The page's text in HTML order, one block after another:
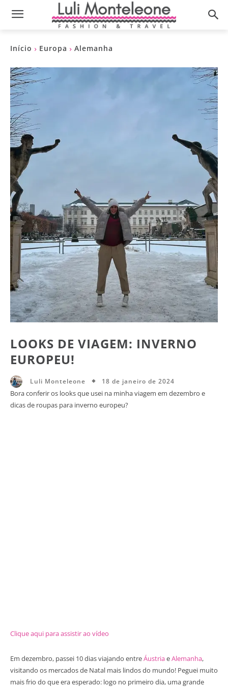
Início Europa Alemanha
LOOKS DE VIAGEM: INVERNO
EUROPEU!
Luli Monteleone 18 de janeiro de 2024
Bora conferir os looks que usei na minha viagem em dezembro e
dicas de roupas para inverno europeu?
Clique aqui para assistir ao vídeo
Em dezembro, passei 10 dias viajando entreÁustriaeAlemanha,
visitando os mercados de Natal mais lindos do mundo! Peguei muito
mais frio do que era esperado: logo no primeiro dia, uma grande